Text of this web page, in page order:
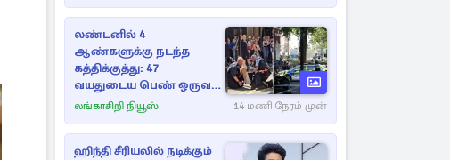
லண்டனில் 4
ஆண்களுக்கு நடந்த
கத்திக்குத்து: 47
வயதுடைய பெண் ஒருவர்
கைது
லங்காசிறி நியூஸ் 14 மணி நேரம் முன்
ஹிந்தி சீரியலில் நடிக்கும்